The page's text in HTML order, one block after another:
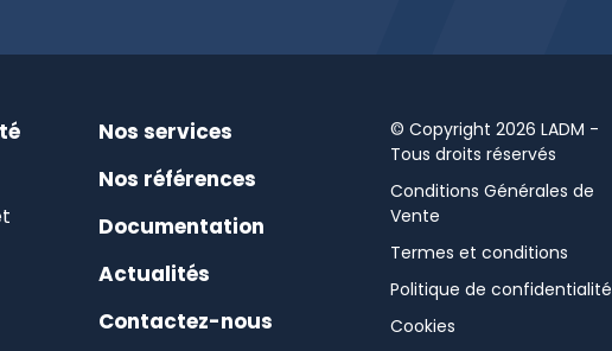
Nos services
Nos références
Documentation
Actualités
Contactez-nous
© Copyright 2026 LADM -
Tous droits réservés
Conditions Générales de
Vente
Termes et conditions
Politique de confidentialité
Cookies